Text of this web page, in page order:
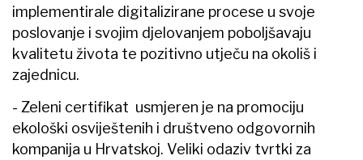
implementirale digitalizirane procese u svoje
poslovanje i svojim djelovanjem poboljšavaju
kvalitetu života te pozitivno utječu na okoliš i
zajednicu.
- Zeleni certifikat usmjeren je na promociju
ekološki osviještenih i društveno odgovornih
kompanija u Hrvatskoj. Veliki odaziv tvrtki za